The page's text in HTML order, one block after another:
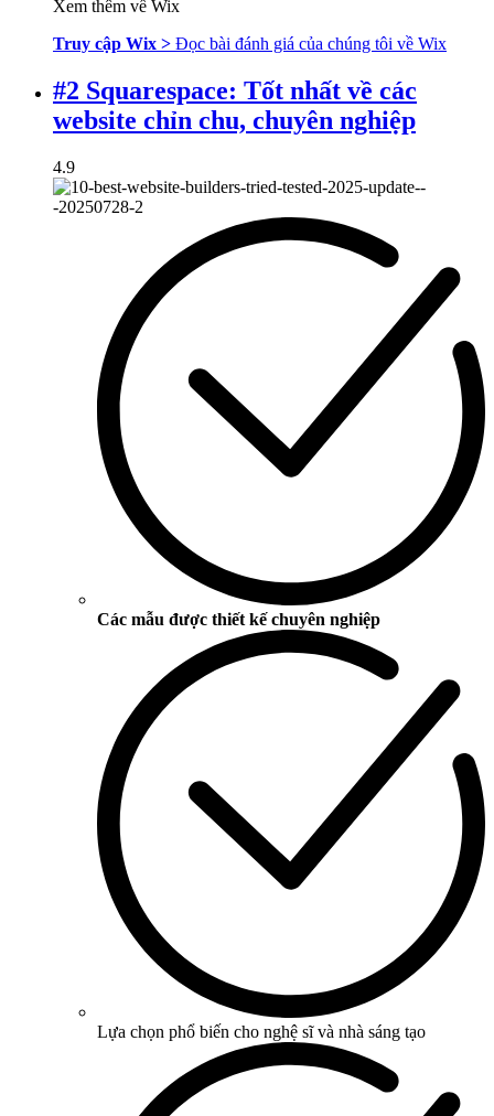
Xem thêm về Wix
Truy cập Wix > Đọc bài đánh giá của chúng tôi về Wix
#2 Squarespace: Tốt nhất về các
website chỉn chu, chuyên nghiệp
4.9
Các mẫu được thiết kế chuyên nghiệp
Lựa chọn phổ biến cho nghệ sĩ và nhà sáng tạo